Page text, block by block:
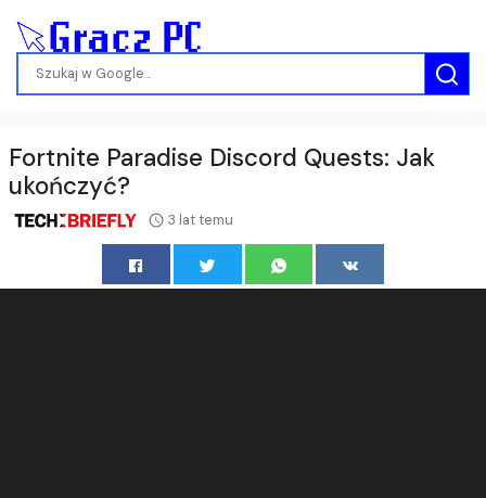
Fortnite Paradise Discord Quests: Jak
ukończyć?
3 lat temu